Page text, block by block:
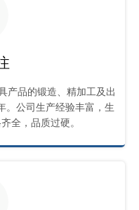
产品的锻造、精加工及出
。公司生产经验丰富，生
全，品质过硬。